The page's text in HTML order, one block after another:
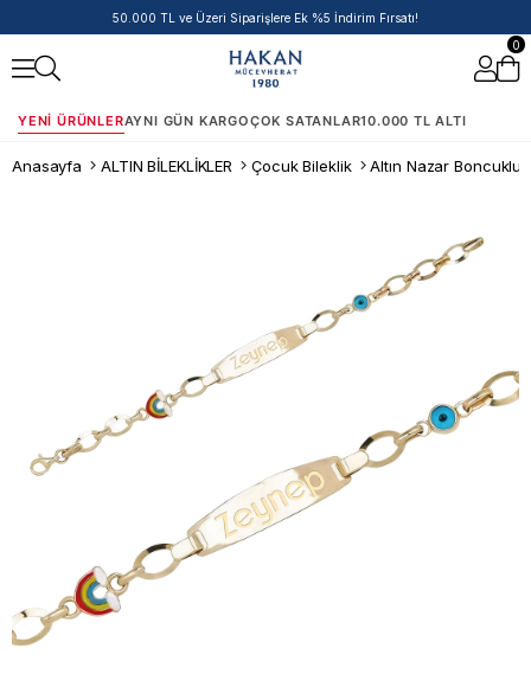
14 Ayar Ürünlerde Havale/EFT İndirimi
0
YENI ÜRÜNLERAYNI GÜN KARGOÇOK SATANLAR10.000 TL ALTI
Anasayfa ALTIN BİLEKLİKLER Çocuk Bileklik Altın Nazar Boncuklu